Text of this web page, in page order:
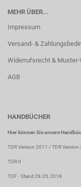
MEHR ÜBER...
Impressum
Versand- &
Widerrufsrecht &
AGB
HANDBÜCHER
Hier können Sie unsere
TDR Version 2011 /TDR Version
TDR II
TDF - Stand 28.05.2018